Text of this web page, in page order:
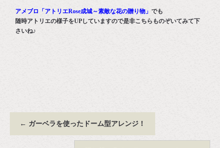
アメブロ「アトリエRose成城～素敵な花の贈り物」でも
随時アトリエの様子をUPしていますので是非こちらものぞいてみて下
さいね♪
← ガーベラを使ったドーム型アレンジ！